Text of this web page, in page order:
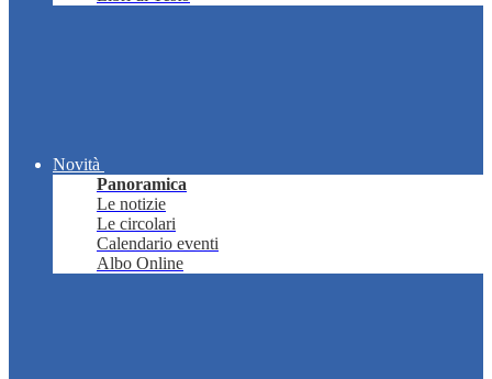
Novità
Panoramica
Le notizie
Le circolari
Calendario eventi
Albo Online